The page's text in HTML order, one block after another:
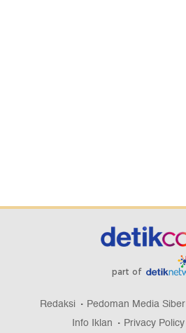
part of
Redaksi Pedoman Media Siber
Info Iklan
Privacy Policy